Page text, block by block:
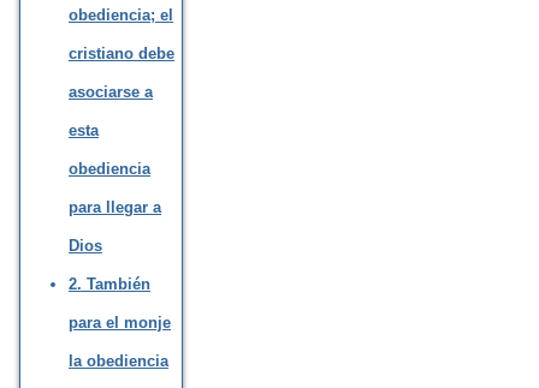
obediencia; el
cristiano debe
asociarse a
esta
obediencia
para llegar a
Dios
2. También
para el monje
la obediencia